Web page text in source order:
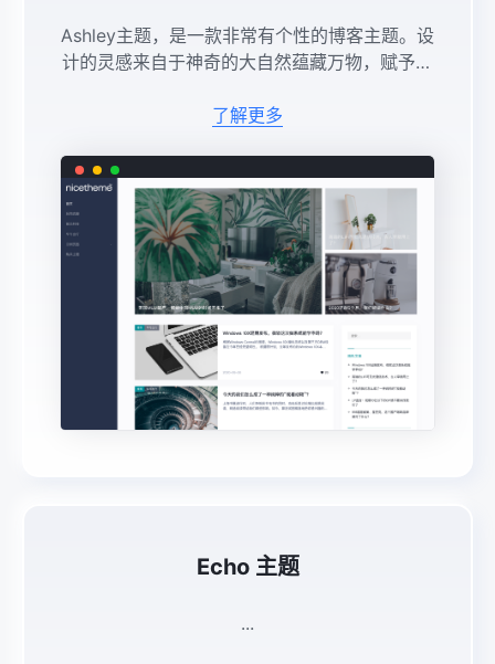
Ashley主题，是一款非常有个性的博客主题。设
计的灵感来自于神奇的大自然蕴藏万物，赋予颜
主题。 ...
了解更多
Echo 主题
...